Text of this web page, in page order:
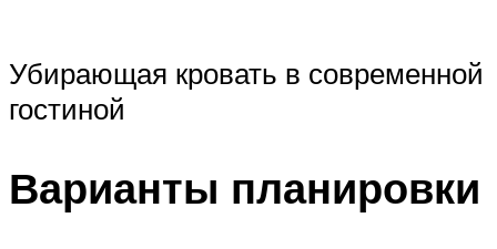
Убирающая кровать в современной
гостиной
Варианты планировки